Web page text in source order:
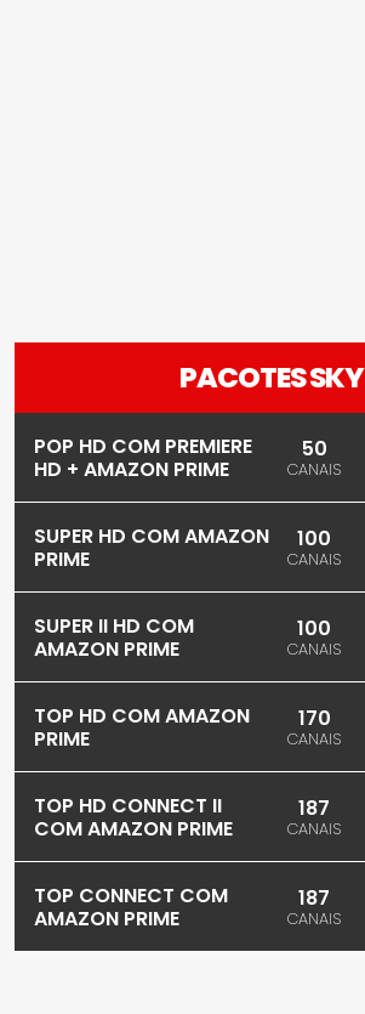
PACOTES SKY
POP HD COM PREMIERE
HD + AMAZON PRIME
50
CANAIS
SUPER HD COM AMAZON
PRIME
100
CANAIS
SUPER II HD COM
AMAZON PRIME
100
CANAIS
TOP HD COM AMAZON
PRIME
170
CANAIS
TOP HD CONNECT II
COM AMAZON PRIME
187
CANAIS
TOP CONNECT COM
AMAZON PRIME
187
CANAIS